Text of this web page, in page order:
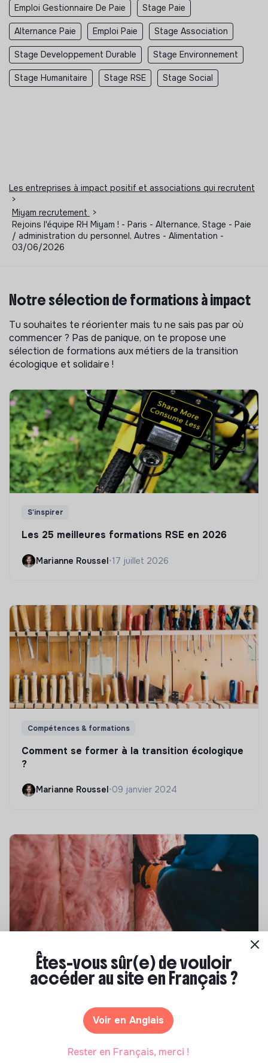
Emploi Gestionnaire De Paie Stage Paie
Alternance Paie Emploi Paie Stage Association
Stage Developpement Durable Stage Environnement
Stage Humanitaire Stage RSE Stage Social
Les entreprises à impact positif et associations qui recrutent
>
Miyam recrutement
>
Rejoins l'équipe RH Miyam ! - Paris - Alternance, Stage - Paie
/ administration du personnel, Autres - Alimentation -
03/06/2026
Notre sélection de formations à impact
Tu souhaites te réorienter mais tu ne sais pas par où
commencer ? Pas de panique, on te propose une
sélection de formations aux métiers de la transition
écologique et solidaire !
S'inspirer
Les 25 meilleures formations RSE en 2026
Marianne Roussel•17 juillet 2026
Compétences & formations
Comment se former à la transition écologique
?
Marianne Roussel •09 janvier 2024
Compétences & formations
Top 8 des formations en rénovation
Marianne Roussel• 21 janvier 2025
Êtes-vous sûr(e) de vouloir
accéder au site en Français ?
Voir en Anglais
Rester en Français, merci !